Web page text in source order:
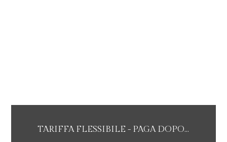
TARIFFA FLESSIBILE - PAGA DOPO...